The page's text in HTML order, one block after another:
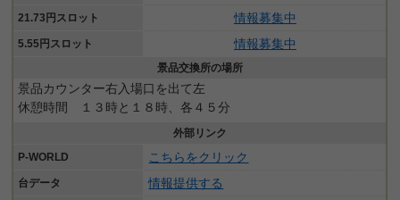
21.73円スロット 情報募集中
5.55円スロット 情報募集中
景品交換所の場所
景品カウンター右入場口を出て左
休憩時間 １３時と１８時、各４５分
外部リンク
P-WORLD
こちらをクリック
台データ 情報提供する